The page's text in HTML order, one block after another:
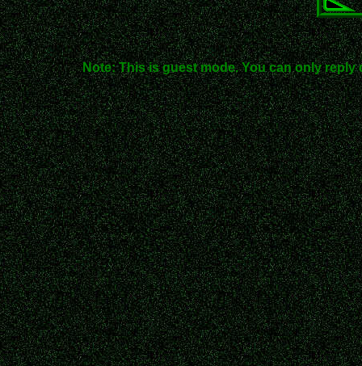
Note: This is guest mode. You can only